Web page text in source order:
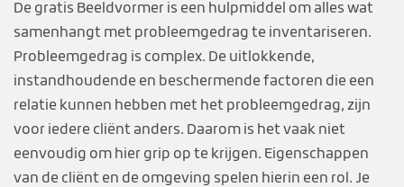
De gratis Beeldvormer is een hulpmiddel om alles wat
samenhangt met probleemgedrag te inventariseren.
Probleemgedrag is complex. De uitlokkende,
instandhoudende en beschermende factoren die een
relatie kunnen hebben met het probleemgedrag, zijn
voor iedere cliënt anders. Daarom is het vaak niet
eenvoudig om hier grip op te krijgen. Eigenschappen
van de cliënt en de omgeving spelen hierin een rol. Je